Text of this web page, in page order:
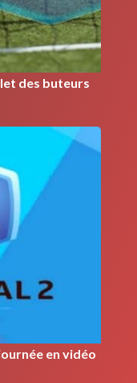
des buteurs
en vidéo